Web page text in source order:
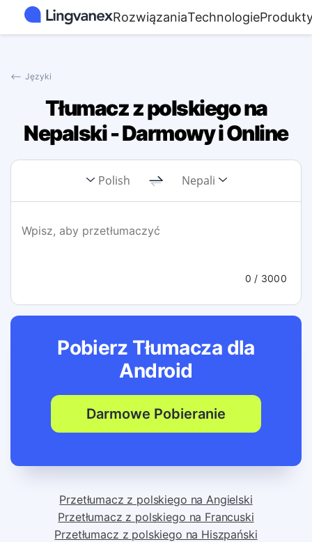
RozwiązaniaTechnologie
⟵ Języki
Tłumacz z polskiego na
Nepalski - Darmowy i Online
Polish Nepali
0 / 3000
Pobierz Tłumacza dla
Android
Darmowe Pobieranie
Przetłumacz z polskiego na Angielski